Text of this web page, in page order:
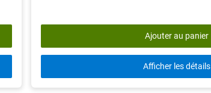
Ajouter au panier
Afficher les détails